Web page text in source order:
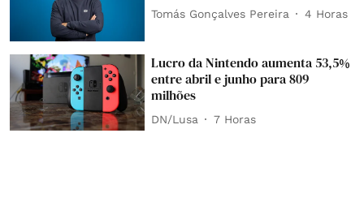
Tomás Gonçalves Pereira 4 Horas
Lucro da Nintendo aumenta 53,5%
entre abril e junho para 809
milhões
DN/Lusa 7 Horas